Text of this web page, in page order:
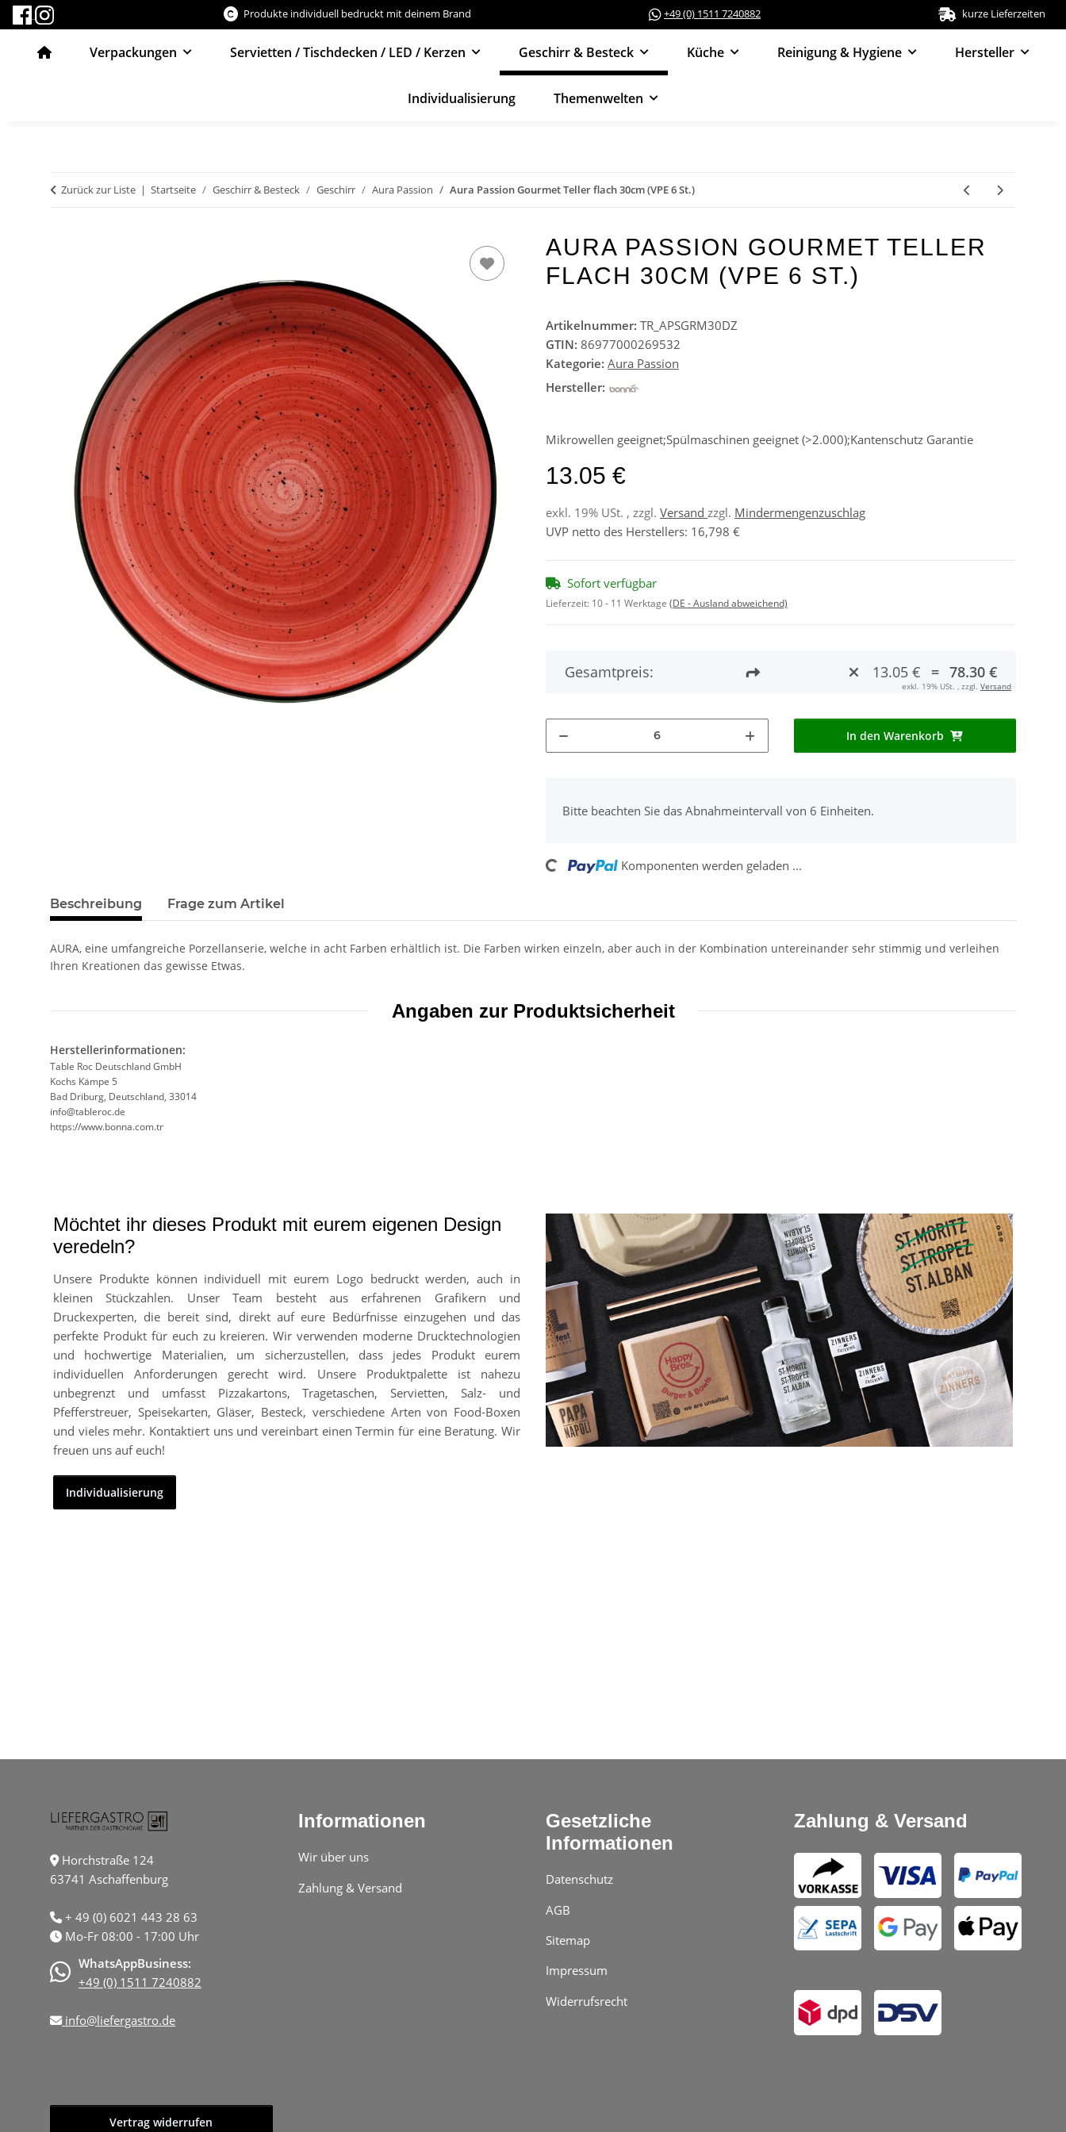
Produkte individuell bedruckt mit deinem Brand +49 (0) 1511 7240882 kurze Lieferzeiten
Verpackungen Servietten / Tischdecken / LED / Kerzen Geschirr & Besteck Küche Reinigung & Hygiene Hersteller
Individualisierung Themenwelten
Zurück zur Liste Startseite Geschirr & Besteck Geschirr Aura Passion Aura Passion Gourmet Teller flach 30cm (VPE 6 St.)
AURA PASSION GOURMET TELLER
FLACH 30CM (VPE 6 ST.)
Artikelnummer: TR_APSGRM30DZ
GTIN: 86977000269532
Kategorie: Aura Passion
Hersteller:
Mikrowellen geeignet;Spülmaschinen geeignet (>2.000);Kantenschutz Garantie
13.05 €
exkl. 19% USt. , zzgl. Versand zzgl. Mindermengenzuschlag
UVP netto des Herstellers: 16,798 €
Sofort verfügbar
Lieferzeit: 10 - 11 Werktage (DE - Ausland abweichend)
Gesamtpreis: 13.05 € = 78.30 €
exkl. 19% USt. , zzgl. Versand
In den Warenkorb
Bitte beachten Sie das Abnahmeintervall von 6 Einheiten.
Loading... Komponenten werden geladen ...
Beschreibung Frage zum Artikel
AURA, eine umfangreiche Porzellanserie, welche in acht Farben erhältlich ist. Die Farben wirken einzeln, aber auch in der Kombination untereinander sehr stimmig und verleihen
Ihren Kreationen das gewisse Etwas.
Angaben zur Produktsicherheit
Herstellerinformationen:
Table Roc Deutschland GmbH
Kochs Kämpe 5
Bad Driburg, Deutschland, 33014
info@tableroc.de
https://www.bonna.com.tr
Möchtet ihr dieses Produkt mit eurem eigenen Design
veredeln?
Unsere Produkte können individuell mit eurem Logo bedruckt werden, auch in
kleinen Stückzahlen. Unser Team besteht aus erfahrenen Grafikern und
Druckexperten, die bereit sind, direkt auf eure Bedürfnisse einzugehen und das
perfekte Produkt für euch zu kreieren. Wir verwenden moderne Drucktechnologien
und hochwertige Materialien, um sicherzustellen, dass jedes Produkt eurem
individuellen Anforderungen gerecht wird. Unsere Produktpalette ist nahezu
unbegrenzt und umfasst Pizzakartons, Tragetaschen, Servietten, Salz- und
Pfefferstreuer, Speisekarten, Gläser, Besteck, verschiedene Arten von Food-Boxen
und vieles mehr. Kontaktiert uns und vereinbart einen Termin für eine Beratung. Wir
freuen uns auf euch!
Individualisierung
Horchstraße 124
63741 Aschaffenburg
+ 49 (0) 6021 443 28 63
Mo-Fr 08:00 - 17:00 Uhr
WhatsAppBusiness:
+49 (0) 1511 7240882
info@liefergastro.de
Informationen
Wir über uns
Zahlung & Versand
Gesetzliche
Informationen
Datenschutz
AGB
Sitemap
Impressum
Widerrufsrecht
Zahlung & Versand
Vertrag widerrufen